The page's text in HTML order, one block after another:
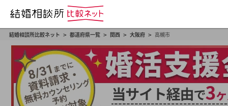
結婚相談所比較ネット > 都道府県一覧 > 関西 > 大阪府 > 高槻市